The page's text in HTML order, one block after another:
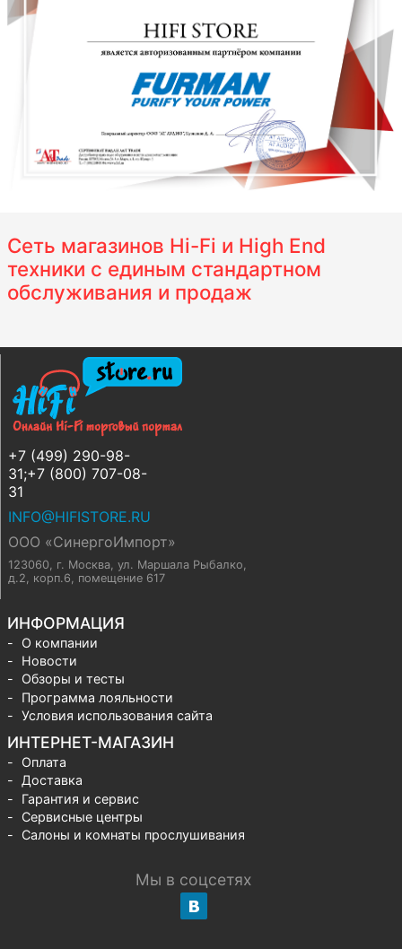
Сеть магазинов Hi-Fi и High End
техники с единым стандартном
обслуживания и продаж
+7 (499) 290-98-
31;+7 (800) 707-08-
31
INFO@HIFISTORE.RU
ООО «СинергоИмпорт»
123060, г. Москва ул. Маршала Рыбалко,
д.2, корп.6, помещение 617
ИНФОРМАЦИЯ
О компании
Новости
Обзоры и тесты
Программа лояльности
Условия использования сайта
ИНТЕРНЕТ-МАГАЗИН
Оплата
Доставка
Гарантия и сервис
Сервисные центры
Салоны и комнаты прослушивания
Мы в соцсетях